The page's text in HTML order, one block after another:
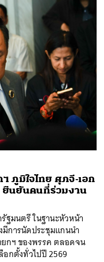
ภูมิใจไทย ศุภจี-เอก
นยันคนที่ร่วมงาน
ฐมนตรี ในฐานะหัวหน้า
การนัดประชุมแกนนำ
กฯ ของพรรค ตลอดจน
อกตั้งทั่วไปปี 2569